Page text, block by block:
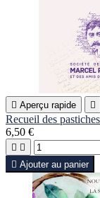
 Aperçu rapide 
Recueil des
6,50 €
 
 Ajouter au panier